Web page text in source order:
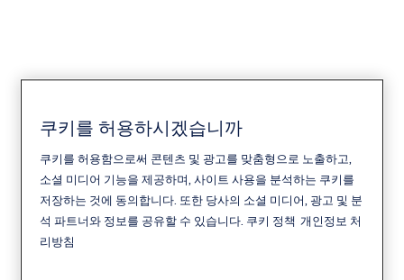
PULSE 자주 묻는 질문
PULSE는 간편한 시스템 관리를 위해 자체 구동식 실
린더와 잠금 장치, 프로그래밍 가능한 키 및 사용자 지
정 가능한 클라우드 기반 소프트웨어를 갖춘 무선 액
세스 제어 시스템입니다. 다음은 ASSA ABLOY
쿠키를 허용하시겠습니까
쿠키를 허용함으로써 콘텐츠 및 광고를 맞춤형으로 노출하고,
소셜 미디어 기능을 제공하며, 사이트 사용을 분석하는 쿠키를
저장하는 것에 동의합니다. 또한 당사의 소셜 미디어, 광고 및 분
석 파트너와 정보를 공유할 수 있습니다. 쿠키 정책 개인정보 처
리방침